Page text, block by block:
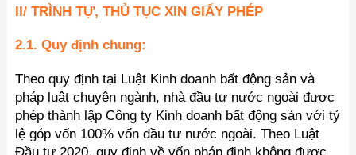
II/ TRÌNH TỰ, THỦ TỤC XIN GIẤY PHÉP
2.1. Quy định chung:
Theo quy định tại Luật Kinh doanh bất động sản và
pháp luật chuyên ngành, nhà đầu tư nước ngoài được
phép thành lập Công ty Kinh doanh bất động sản với tỷ
lệ góp vốn 100% vốn đầu tư nước ngoài. Theo Luật